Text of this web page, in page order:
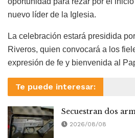
nuevo líder de la Iglesia.
La celebración estará presidida
Riveros, quien convocará a los
expresión de fe y bienvenida al
Te puede interesar:
Secuestran dos
2026/08/08